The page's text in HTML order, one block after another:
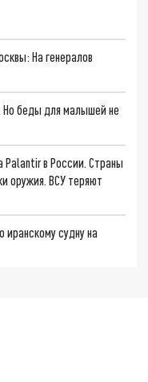
На генералов
Но беды для малышей не
Palantir в России. Страны
оружия. ВСУ теряют
иранскому судну на